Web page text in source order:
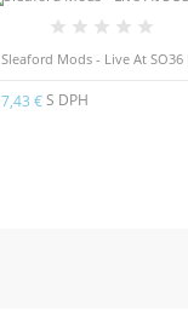
Sleaford Mods - Live At SO36
€S DPH